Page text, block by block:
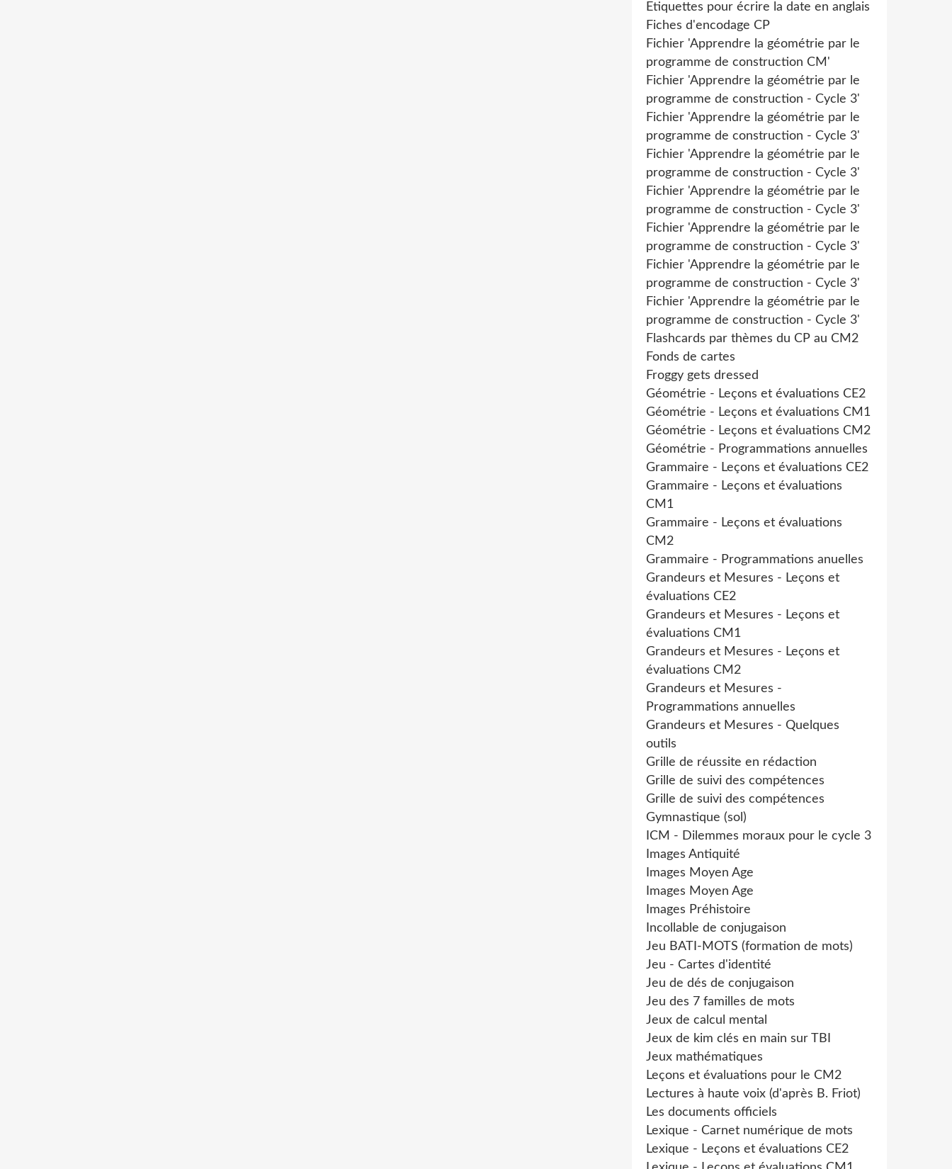
Etiquettes pour écrire la date en anglais
Fiches d'encodage CP
Fichier 'Apprendre la géométrie par le
programme de construction CM'
Fichier 'Apprendre la géométrie par le
programme de construction - Cycle 3'
Fichier 'Apprendre la géométrie par le
programme de construction - Cycle 3'
Fichier 'Apprendre la géométrie par le
programme de construction - Cycle 3'
Fichier 'Apprendre la géométrie par le
programme de construction - Cycle 3'
Fichier 'Apprendre la géométrie par le
programme de construction - Cycle 3'
Fichier 'Apprendre la géométrie par le
programme de construction - Cycle 3'
Fichier 'Apprendre la géométrie par le
programme de construction - Cycle 3'
Flashcards par thèmes du CP au CM2
Fonds de cartes
Froggy gets dressed
Géométrie - Leçons et évaluations CE2
Géométrie - Leçons et évaluations CM1
Géométrie - Leçons et évaluations CM2
Géométrie - Programmations annuelles
Grammaire - Leçons et évaluations CE2
Grammaire - Leçons et évaluations
CM1
Grammaire - Leçons et évaluations
CM2
Grammaire - Programmations anuelles
Grandeurs et Mesures - Leçons et
évaluations CE2
Grandeurs et Mesures - Leçons et
évaluations CM1
Grandeurs et Mesures - Leçons et
évaluations CM2
Grandeurs et Mesures -
Programmations annuelles
Grandeurs et Mesures - Quelques
outils
Grille de réussite en rédaction
Grille de suivi des compétences
Grille de suivi des compétences
Gymnastique (sol)
ICM - Dilemmes moraux pour le cycle 3
Images Antiquité
Images Moyen Age
Images Moyen Age
Images Préhistoire
Incollable de conjugaison
Jeu BATI-MOTS (formation de mots)
Jeu - Cartes d'identité
Jeu de dés de conjugaison
Jeu des 7 familles de mots
Jeux de calcul mental
Jeux de kim clés en main sur TBI
Jeux mathématiques
Leçons et évaluations pour le CM2
Lectures à haute voix (d'après B. Friot)
Les documents officiels
Lexique - Carnet numérique de mots
Lexique - Leçons et évaluations CE2